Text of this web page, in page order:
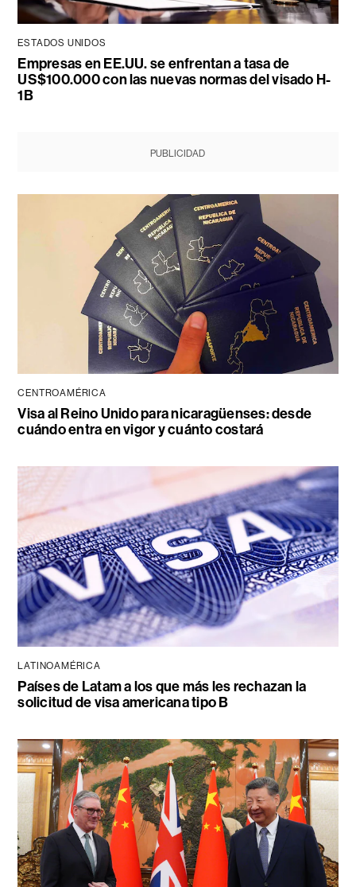
ESTADOS UNIDOS
Empresas en EE.UU. se enfrentan a tasa de
US$100.000 con las nuevas normas del visado H-
1B
PUBLICIDAD
CENTROAMÉRICA
Visa al Reino Unido para nicaragüenses: desde
cuándo entra en vigor y cuánto costará
LATINOAMÉRICA
Países de Latam a los que más les rechazan la
solicitud de visa americana tipo B